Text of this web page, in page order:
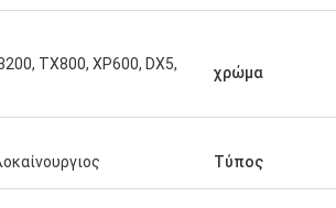
TX800, XP600, DX5,
χρώμα
Τύπος